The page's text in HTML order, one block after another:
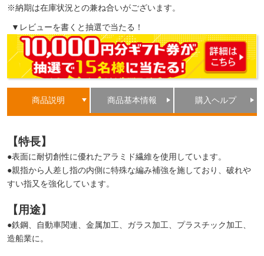
※納期は在庫状況との兼ね合いがございます。
▼レビューを書くと抽選で当たる！
商品説明 商品基本情報 購入ヘルプ
【特長】
●表面に耐切創性に優れたアラミド繊維を使用しています。
●親指から人差し指の内側に特殊な編み補強を施しており、破れや
すい指又を強化しています。
【用途】
●鉄鋼、自動車関連、金属加工、ガラス加工、プラスチック加工、
造船業に。